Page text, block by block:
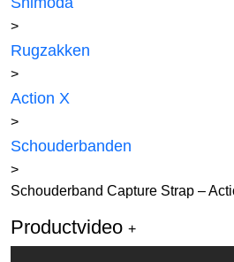
>
Rugzakken
>
Action X
>
Schouderbanden
>
Schouderband Capture Strap –
Productvideo +